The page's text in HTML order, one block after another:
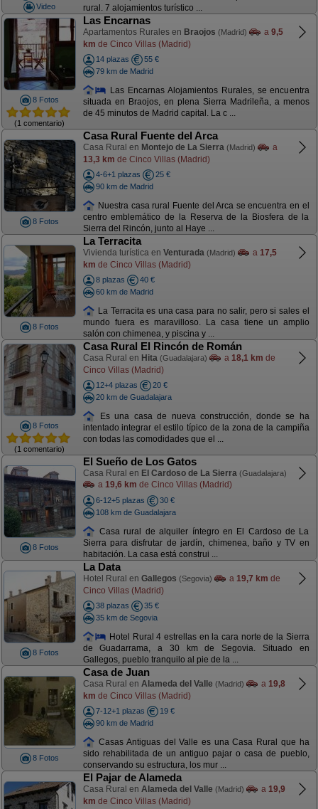
Video
rural. 7 alojamientos turístico ...
8 Fotos
(1 comentario)
Las Encarnas
Apartamentos Rurales en Braojos (Madrid) a 9,5
km de Cinco Villas (Madrid)
14 plazas
55 €
79 km de Madrid
Las Encarnas Alojamientos Rurales, se encuentra
situada en Braojos, en plena Sierra Madrileña, a menos
de 45 minutos de Madrid capital. La c ...
8 Fotos
Casa Rural Fuente del Arca
Casa Rural en Montejo de La Sierra (Madrid)
a
13,3 km de Cinco Villas (Madrid)
4-6+1 plazas
25 €
90 km de Madrid
Nuestra casa rural Fuente del Arca se encuentra en el
centro emblemático de la Reserva de la Biosfera de la
Sierra del Rincón, junto al Haye ...
8 Fotos
La Terracita
Vivienda turística en Venturada (Madrid) a 17,5
km de Cinco Villas (Madrid)
8 plazas
40 €
60 km de Madrid
La Terracita es una casa para no salir, pero si sales el
mundo fuera es maravilloso. La casa tiene un amplio
salón con chimenea, y piscina y ...
8 Fotos
(1 comentario)
Casa Rural El Rincón de Román
Casa Rural en Hita (Guadalajara) a 18,1 km de
Cinco Villas (Madrid)
12+4 plazas
20 €
20 km de Guadalajara
Es una casa de nueva construcción, donde se ha
intentado integrar el estilo típico de la zona de la campiña
con todas las comodidades que el ...
8 Fotos
El Sueño de Los Gatos
Casa Rural en El Cardoso de La Sierra (Guadalajara)
a 19,6 km de Cinco Villas (Madrid)
6-12+5 plazas
30 €
108 km de Guadalajara
Casa rural de alquiler íntegro en El Cardoso de La
Sierra para disfrutar de jardín, chimenea, baño y TV en
habitación. La casa está construi ...
8 Fotos
La Data
Hotel Rural en Gallegos (Segovia) a 19,7 km de
Cinco Villas (Madrid)
38 plazas
35 €
35 km de Segovia
Hotel Rural 4 estrellas en la cara norte de la Sierra
de Guadarrama, a 30 km de Segovia. Situado en
Gallegos, pueblo tranquilo al pie de la ...
8 Fotos
Casa de Juan
Casa Rural en Alameda del Valle (Madrid) a 19,8
km de Cinco Villas (Madrid)
7-12+1 plazas
19 €
90 km de Madrid
Casas Antiguas del Valle es una Casa Rural que ha
sido rehabilitada de un antiguo pajar o casa de pueblo,
conservando su estructura, los mur ...
El Pajar de Alameda
Casa Rural en Alameda del Valle (Madrid) a 19,9
km de Cinco Villas (Madrid)